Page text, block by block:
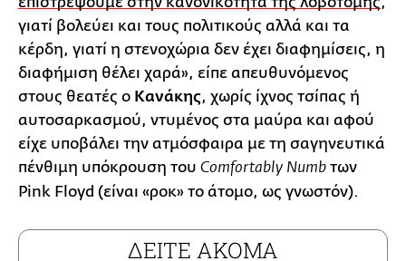
γιατί βολεύει και τους πολιτικούς αλλά και τα
κέρδη, γιατί η στενοχώρια δεν έχει διαφημίσεις, η
διαφήμιση θέλει χαρά», είπε απευθυνόμενος
στους θεατές ο Κανάκης, χωρίς ίχνος τσίπας ή
αυτοσαρκασμού, ντυμένος στα μαύρα και αφού
είχε υποβάλει την ατμόσφαιρα με τη σαγηνευτικά
πένθιμη υπόκρουση του Comfortably Numb των
Pink Floyd (είναι «ροκ» το άτομο, ως γνωστόν).
ΔΕΙΤΕ ΑΚΟΜΑ